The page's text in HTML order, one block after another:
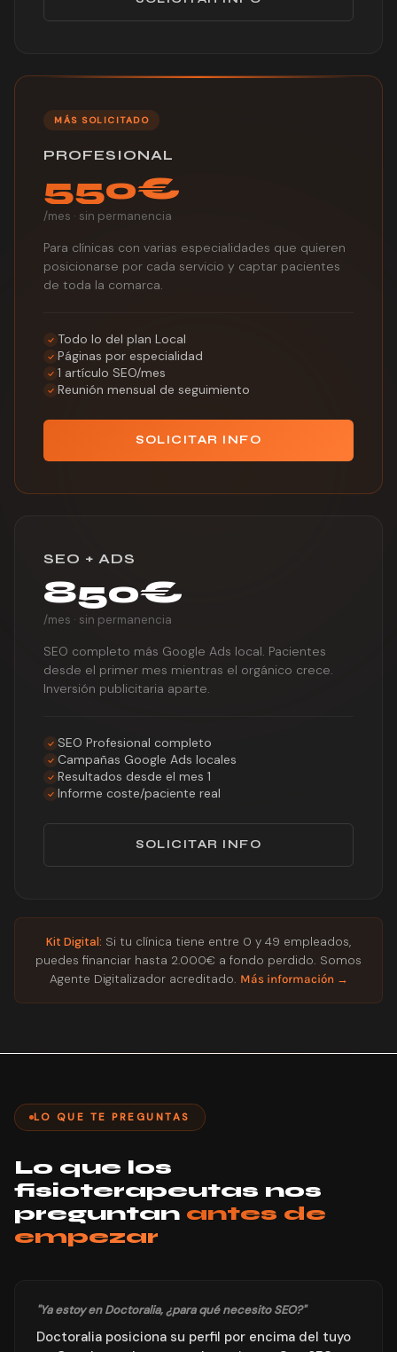
MÁS SOLICITADO
PROFESIONAL
550€
/mes · sin permanencia
Para clínicas con varias especialidades que quieren
posicionarse por cada servicio y captar pacientes
de toda la comarca.
Todo lo del plan Local
Páginas por especialidad
1 artículo SEO/mes
Reunión mensual de seguimiento
SOLICITAR INFO
SEO + ADS
850€
/mes · sin permanencia
SEO completo más Google Ads local. Pacientes
desde el primer mes mientras el orgánico crece.
Inversión publicitaria aparte.
SEO Profesional completo
Campañas Google Ads locales
Resultados desde el mes 1
Informe coste/paciente real
SOLICITAR INFO
Kit Digital: Si tu clínica tiene entre 0 y 49 empleados,
puedes financiar hasta 2.000€ a fondo perdido. Somos
Agente Digitalizador acreditado. Más información →
LO QUE TE PREGUNTAS
Lo que los
fisioterapeutas nos
preguntan antes de
empezar
"Ya estoy en Doctoralia, ¿para qué necesito SEO?"
Doctoralia posiciona su perfil por encima del tuyo